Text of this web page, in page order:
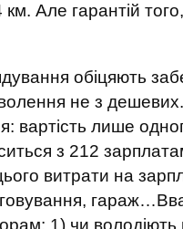
Але гарантій того,
обіцяють
не з
вартість лише
з 212
витрати на
1) чи